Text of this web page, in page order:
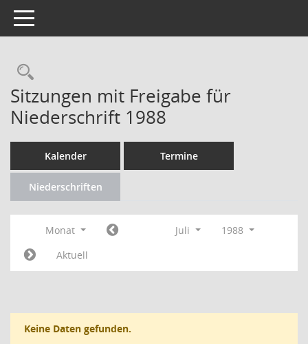
Toggle navigation
Rechercheauswahl
Sitzungen mit Freigabe für
Niederschrift 1988
Kalender Termine
Niederschriften
Monat Juli
1988
Aktuell
Keine Daten gefunden.